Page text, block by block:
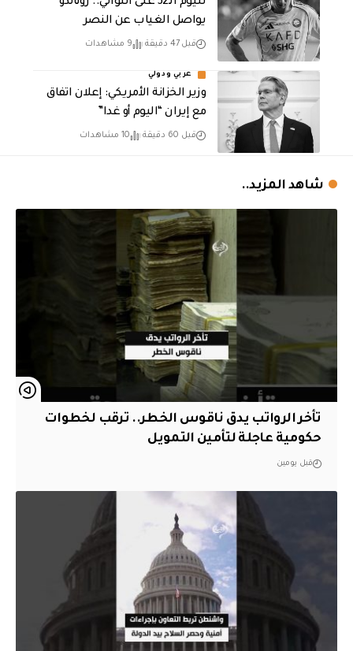
لليوم الـ32 على التوالي.. رونالدو
يواصل الغياب عن النصر
قبل 47 دقيقة 9 مشاهدات
عربي ودولي
وزير الخزانة الأمريكي: إعلان اتفاق
مع إيران “اليوم أو غدا”
قبل 60 دقيقة 10 مشاهدات
شاهد المزيد..
تأخر الرواتب يدق ناقوس الخطر.. ترقب لخطوات
حكومية عاجلة لتأمين التمويل
قبل يومين